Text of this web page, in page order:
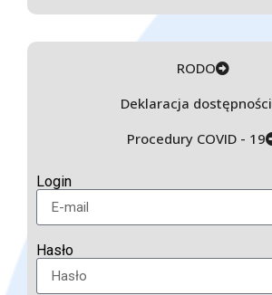
RODO
Deklaracja dostępności
Procedury COVID - 19
Login
Hasło